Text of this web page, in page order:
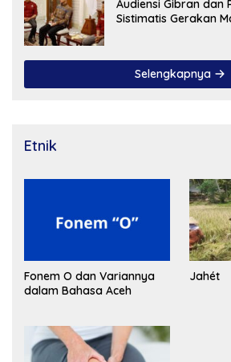
Audiensi Gibran dan
Selengkapnya
Etnik
Fonem O dan Variannya
dalam Bahasa Aceh
Jahét